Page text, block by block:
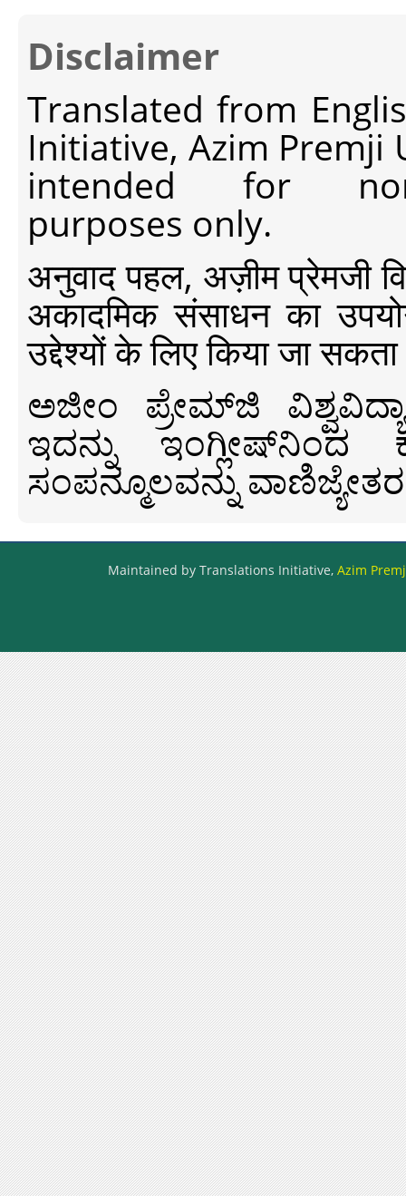
Disclaimer
Translated from
Initiative, Azim Premji
intended for non-
purposes only.
अनुवाद पहल, अज़ीम प्रेमजी
अकादमिक संसाधन का
उद्देश्यों के लिए किया जा
ಅಜೀಂ ಪ್ರೇಮ್‍ಜಿ
ಇದನ್ನು ಇಂಗ್ಲೀಷ್‍ನಿಂದ
ಸಂಪನ್ಮೂಲವನ್ನು
Maintained by Translations Initiative, Azim